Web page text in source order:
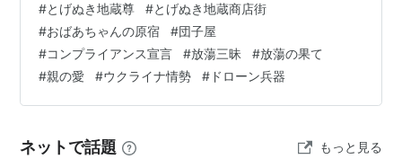
ものを買ってきます 行けばいつも何かある、それが巣鴨
地蔵通りの入り口にあった老舗の団子屋が なくなったの
が寂しい そこの団子は張りがあってお焦げが美味しかっ
た もちろんこの間行ったところも美味しかったけど 今日
は何にもない日だけど、 隣の敷地に生え始めたヤブカラ
#とげぬき地蔵尊 #とげぬき地蔵商店街
#おばあちゃんの原宿 #団子屋
#コンプライアンス宣言 #放蕩三昧 #放蕩の果て
#親の愛 #ウクライナ情勢 # ドローン兵器
ネットで話題 もっと見る